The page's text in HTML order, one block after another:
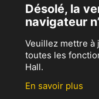
Désolé, la
navigateur
Veuillez mettre
toutes les
Hall.
En savoir plus